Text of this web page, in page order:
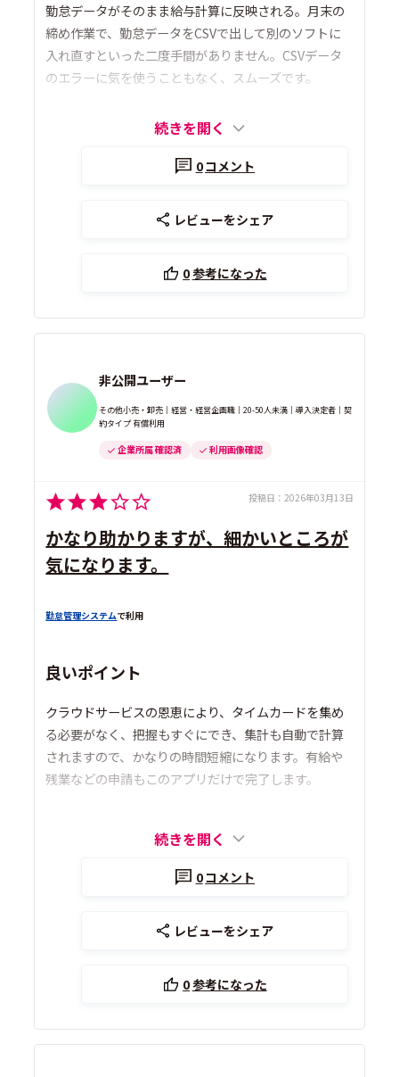
勤怠データがそのまま給与計算に反映される。月末の
締め作業で、勤怠データをCSVで出して別のソフトに
入れ直すといった二度手間がありません。CSVデータ
のエラーに気を使うこともなく、スムーズです。
続きを開く
0コメント
レビューをシェア
0参考になった
非公開ユーザー
その他小売・卸売｜経営・経営企画職｜20-50人未満｜導入決定者｜契
約タイプ 有償利用
企業所属 確認済 利用画像確認
投稿日： 2026年03月13日
かなり助かりますが、細かいところが
気になります。
勤怠管理システムで利用
良いポイント
クラウドサービスの恩恵により、タイムカードを集め
る必要がなく、把握もすぐにでき、集計も自動で計算
されますので、かなりの時間短縮になります。有給や
残業などの申請もこのアプリだけで完了します。
続きを開く
0コメント
レビューをシェア
0参考になった